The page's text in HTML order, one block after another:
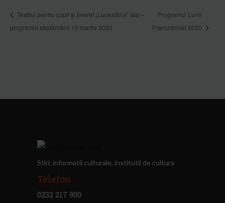
Teatrul pentru copii și tineret „Luceafărul” Iași –
programul săptămânii 15 martie 2020
Programul Lunii
Francofoniei 2020
Stiri, informatii culturale, institutii de cultura
Telefon
0232 217 900